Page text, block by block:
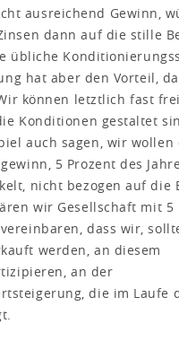
ausreichend Gewinn,
dann auf die stille
übliche
hat aber den Vorteil,
können letztlich fast frei
Konditionen gestaltet
auch sagen, wir wollen
5 Prozent des
nicht bezogen auf die
wir Gesellschaft mit 5
dass wir,
werden, an diesem
an der
die im Laufe